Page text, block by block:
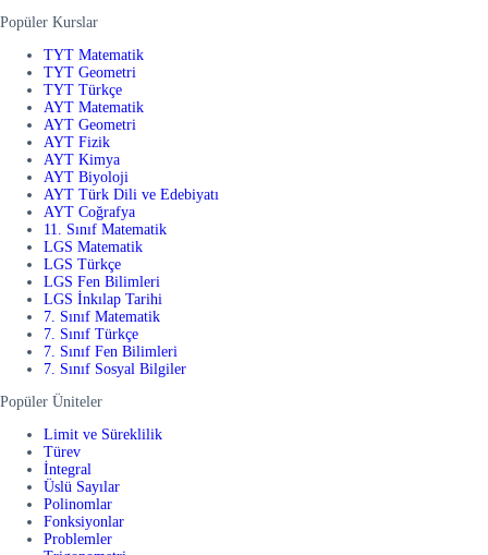
Popüler Kurslar
TYT Matematik
TYT Geometri
TYT Türkçe
AYT Matematik
AYT Geometri
AYT Fizik
AYT Kimya
AYT Biyoloji
AYT Türk Dili ve Edebiyatı
AYT Coğrafya
11. Sınıf Matematik
LGS Matematik
LGS Türkçe
LGS Fen Bilimleri
LGS İnkılap Tarihi
7. Sınıf Matematik
7. Sınıf Türkçe
7. Sınıf Fen Bilimleri
7. Sınıf Sosyal Bilgiler
Popüler Üniteler
Limit ve Süreklilik
Türev
İntegral
Üslü Sayılar
Polinomlar
Fonksiyonlar
Problemler